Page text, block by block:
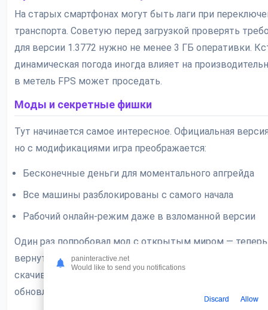
На старых смартфонах могут быть лаги при
транспорта. Советую перед загрузкой проверять
для версии 1.3772 нужно не менее 3 ГБ оперативки.
динамическая погода иногда влияет на
в метель FPS может проседать.
Моды и секретные фишки
Тут начинается самое интересное. Официальная
но с модификациями игра преображается:
Бесконечные деньги для моментального апгрейда
Все машины разблокированы с самого начала
Рабочий онлайн-режим даже в взломанной версии
Один раз попробовал мод с открытым миром —
вернуться к стандартной игре. Кстати, будьте
скачиванием — некоторые сборки конфликтуют с
обновлениями.
paninteractive.net
Would like to send you notifications
Discard Allow